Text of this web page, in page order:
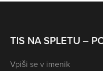
TIS NA SPLETU –
Vpiši se v imenik